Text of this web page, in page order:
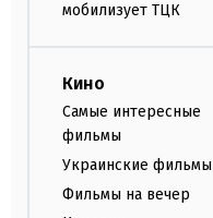
мобилизует ТЦК
Кино
Самые интересные
фильмы
Украинские фильмы
Фильмы на вечер